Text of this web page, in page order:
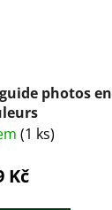
photos en
(1 ks)
Kč